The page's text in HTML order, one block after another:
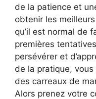
de la patience et
obtenir les
qu’il est normal de
premières
persévérer et
de la pratique,
des carreaux de
Alors prenez votre